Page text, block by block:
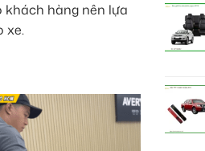
khách hàng nên lựa
xe.